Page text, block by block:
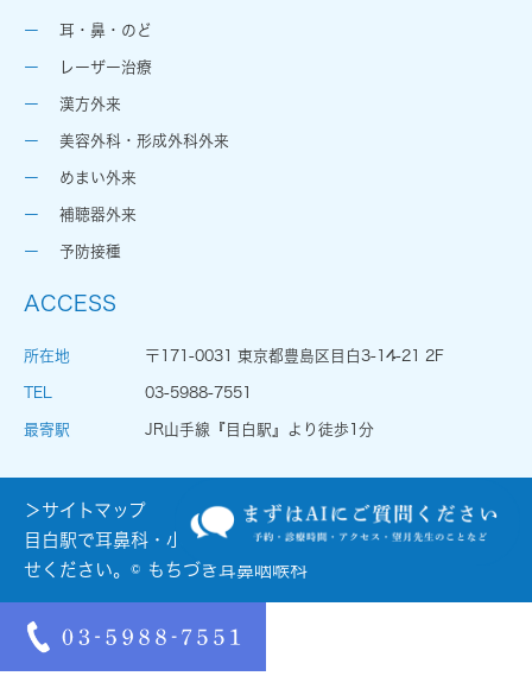
耳・鼻・のど
レーザー治療
漢方外来
美容外科・形成外科外来
めまい外来
補聴器外来
予防接種
ACCESS
所在地 〒171-0031 東京都豊島区目白3-14-21 2F
TEL 03-5988-7551
最寄駅 JR山手線『目白駅』より徒歩1分
＞サイトマップ
目白駅で耳鼻科・小児耳鼻科をお探しの際はお気軽にお問合
せください。© もちづき耳鼻咽喉科